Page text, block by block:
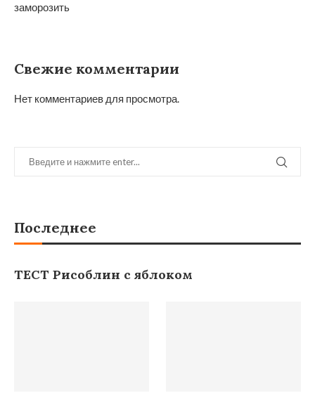
заморозить
Свежие комментарии
Нет комментариев для просмотра.
Последнее
ТЕСТ Рисоблин с яблоком